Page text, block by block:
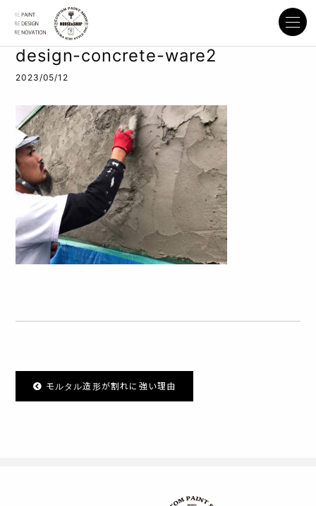
design-concrete-ware2
2023/05/12
モルタル造形が割れに強い理由